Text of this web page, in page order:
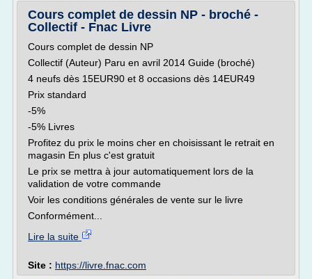
Cours complet de dessin NP - broché -
Collectif - Fnac Livre
Cours complet de dessin NP
Collectif (Auteur) Paru en avril 2014 Guide (broché)
4 neufs dès 15EUR90 et 8 occasions dès 14EUR49
Prix standard
-5%
-5% Livres
Profitez du prix le moins cher en choisissant le retrait en
magasin En plus c'est gratuit
Le prix se mettra à jour automatiquement lors de la
validation de votre commande
Voir les conditions générales de vente sur le livre
Conformément...
Lire la suite
Site : https://livre.fnac.com